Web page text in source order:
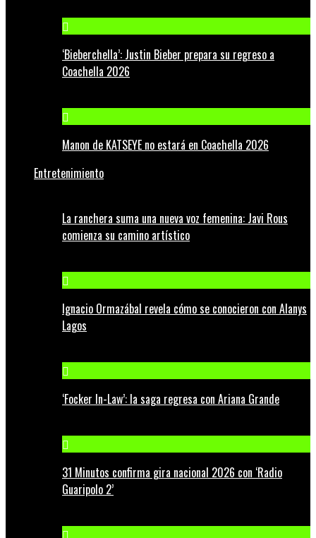
‘Bieberchella’: Justin Bieber prepara su regreso a
Coachella 2026
Manon de KATSEYE no estará en Coachella 2026
Entretenimiento
La ranchera suma una nueva voz femenina: Javi Rous
comienza su camino artístico
Ignacio Ormazábal revela cómo se conocieron con Alanys
Lagos
‘Focker In-Law’: la saga regresa con Ariana Grande
31 Minutos confirma gira nacional 2026 con ‘Radio
Guaripolo 2’